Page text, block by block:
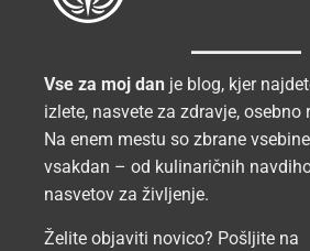
Vse za moj dan je blog, kjer
izlete, nasvete za zdravje, osebno
Na enem mestu so zbrane
vsakdan – od kulinaričnih
nasvetov za življenje.
Želite objaviti novico? Pošljite na